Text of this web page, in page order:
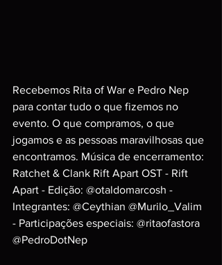
Recebemos Rita of War e Pedro Nep
para contar tudo o que fizemos no
evento. O que compramos, o que
jogamos e as pessoas maravilhosas que
encontramos. Música de encerramento:
Ratchet & Clank Rift Apart OST - Rift
Apart - Edição: @otaldomarcosh -
Integrantes: @Ceythian @Murilo_Valim
- Participações especiais: @ritaofastora
@PedroDotNep